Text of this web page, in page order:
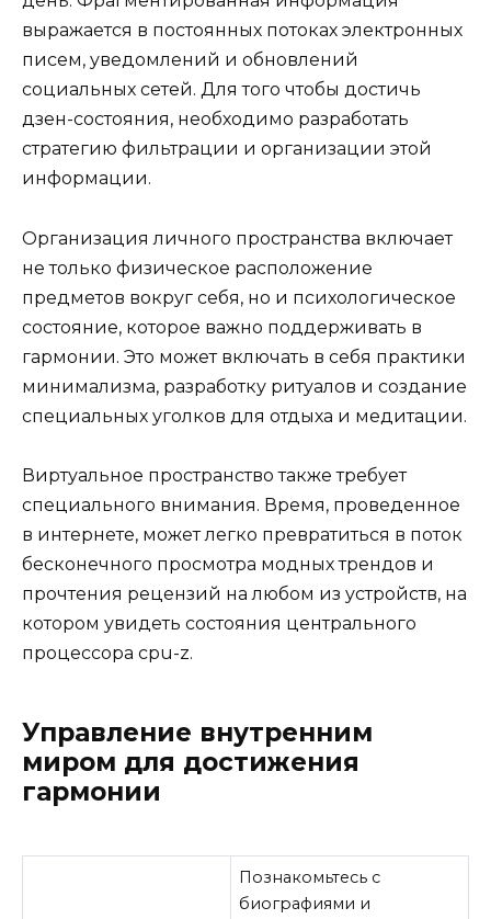
выражается в постоянных потоках электронных
писем, уведомлений и обновлений
социальных сетей. Для того чтобы достичь
дзен-состояния, необходимо разработать
стратегию фильтрации и организации этой
информации.
Организация личного пространства включает
не только физическое расположение
предметов вокруг себя, но и психологическое
состояние, которое важно поддерживать в
гармонии. Это может включать в себя практики
минимализма, разработку ритуалов и создание
специальных уголков для отдыха и медитации.
Виртуальное пространство также требует
специального внимания. Время, проведенное
в интернете, может легко превратиться в поток
бесконечного просмотра модных трендов и
прочтения рецензий на любом из устройств, на
котором увидеть состояния центрального
процессора cpu-z.
Управление внутренним
миром для достижения
гармонии
Познакомьтесь с
биографиями и